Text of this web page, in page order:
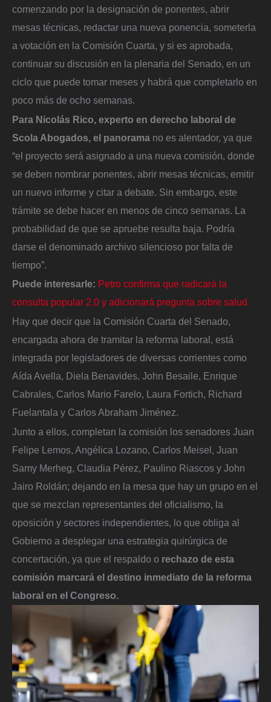
comenzando por la designación de ponentes, abrir
mesas técnicas, redactar una nueva ponencia, someterla
a votación en la Comisión Cuarta, y si es aprobada,
continuar su discusión en la plenaria del Senado, en un
ciclo que puede tomar meses y habrá que completarlo en
poco más de ocho semanas.
Para Nicolás Rico, experto en derecho laboral de
Scola Abogados, el panorama no es alentador, ya que
“el proyecto será asignado a una nueva comisión, donde
se deben nombrar ponentes, abrir mesas técnicas, emitir
un nuevo informe y citar a debate. Sin embargo, este
trámite se debe hacer en menos de cinco semanas. La
probabilidad de que se apruebe resulta baja. Podría
darse el denominado archivo silencioso por falta de
tiempo”.
Puede interesarle: Petro confirma que radicará la
consulta popular 2.0 y adicionará pregunta sobre salud
Hay que decir que la Comisión Cuarta del Senado,
encargada ahora de tramitar la reforma laboral, está
integrada por legisladores de diversas corrientes como
Aída Avella, Diela Benavides, John Besaile, Enrique
Cabrales, Carlos Mario Farelo, Laura Fortich, Richard
Fuelantala y Carlos Abraham Jiménez.
Junto a ellos, completan la comisión los senadores Juan
Felipe Lemos, Angélica Lozano, Carlos Meisel, Juan
Samy Merheg, Claudia Pérez, Paulino Riascos y John
Jairo Roldán; dejando en la mesa que hay un grupo en el
que se mezclan representantes del oficialismo, la
oposición y sectores independientes, lo que obliga al
Gobierno a desplegar una estrategia quirúrgica de
concertación, ya que el respaldo o rechazo de esta
comisión marcará el destino inmediato de la reforma
laboral en el Congreso.